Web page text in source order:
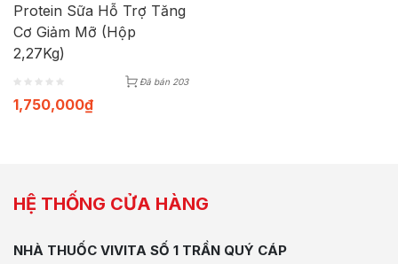
Protein Sữa Hỗ Trợ Tăng
Cơ Giảm Mỡ (Hộp
2,27Kg)
Đã bán 203
1,750,000₫
HỆ THỐNG CỬA HÀNG
NHÀ THUỐC VIVITA SỐ 1 TRẦN QUÝ CÁP